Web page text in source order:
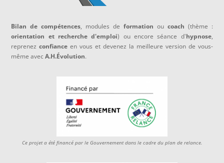
Bilan de compétences, modules de formation ou coach (thème :
orientation et recherche d'emploi) ou encore séance d'hypnose,
reprenezconfiance en vous et devenez la meilleure version de vous-
même avec A.H.Évolution.
Ce projet a été financé par le Gouvernement dans le cadre du plan de relance.